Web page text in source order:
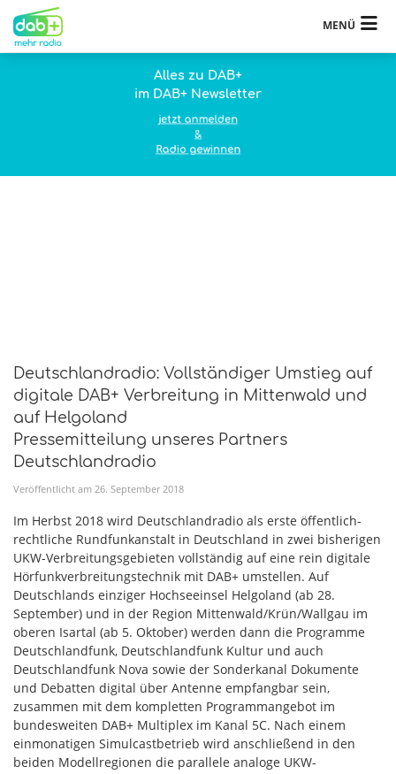
MENÜ
Alles zu DAB+
im DAB+ Newsletter
jetzt anmelden
&
Radio gewinnen
Deutschlandradio: Vollständiger Umstieg auf
digitale DAB+ Verbreitung in Mittenwald und
auf Helgoland
Pressemitteilung unseres Partners
Deutschlandradio
Veröffentlicht am 26. September 2018
Im Herbst 2018 wird Deutschlandradio als erste öffentlich-
rechtliche Rundfunkanstalt in Deutschland in zwei bisherigen
UKW-Verbreitungsgebieten vollständig auf eine rein digitale
Hörfunkverbreitungstechnik mit DAB+ umstellen. Auf
Deutschlands einziger Hochseeinsel Helgoland (ab 28.
September) und in der Region Mittenwald/Krün/Wallgau im
oberen Isartal (ab 5. Oktober) werden dann die Programme
Deutschlandfunk, Deutschlandfunk Kultur und auch
Deutschlandfunk Nova sowie der Sonderkanal Dokumente
und Debatten digital über Antenne empfangbar sein,
zusammen mit dem kompletten Programmangebot im
bundesweiten DAB+ Multiplex im Kanal 5C. Nach einem
einmonatigen Simulcastbetrieb wird anschließend in den
beiden Modellregionen die parallele analoge UKW-